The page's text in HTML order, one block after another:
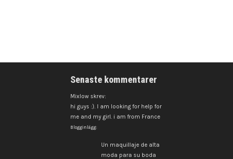
Senaste kommentarer
Mixlow skrev:
hi guys :). I am looking for help for
me and my girl. i am from France
Blogginlägg:
Un maquillaje de alta
moda para su boda